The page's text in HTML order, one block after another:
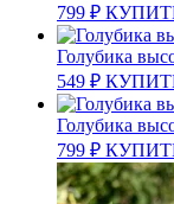
799 ₽
Голубика
549 ₽
Голубика
799 ₽